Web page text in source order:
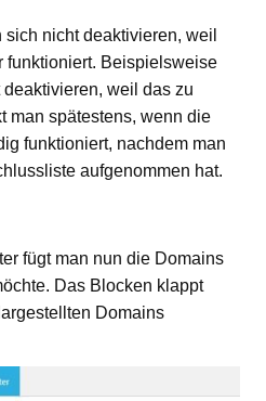
nicht deaktivieren, weil
funktioniert. Beispielsweise
weil das zu
man spätestens, wenn die
funktioniert, nachdem man
aufgenommen hat.
fügt man nun die Domains
Das Blocken klappt
Domains